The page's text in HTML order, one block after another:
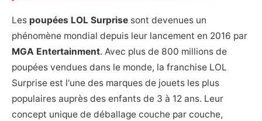
Les poupées LOL Surprise sont devenues un
phénomène mondial depuis leur lancement en 2016 par
MGA Entertainment. Avec plus de 800 millions de
poupées vendues dans le monde, la franchise LOL
Surprise est l'une des marques de jouets les plus
populaires auprès des enfants de 3 à 12 ans. Leur
concept unique de déballage couche par couche,